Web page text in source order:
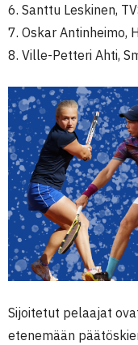
6. Santtu Leskinen,
7. Oskar Antinheimo,
8. Ville-Petteri Ahti,
Sijoitetut pelaajat
etenemään